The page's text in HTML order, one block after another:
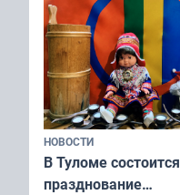
НОВОСТИ
В Туломе состоится
празднование